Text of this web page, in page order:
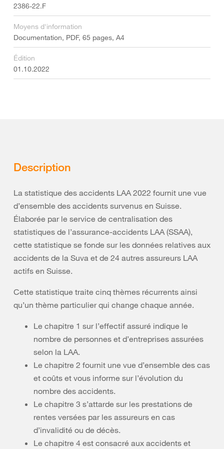
2386-22.F
Moyens d'information
Documentation, PDF, 65 pages, A4
Édition
01.10.2022
Description
La statistique des accidents LAA 2022 fournit une vue
d’ensemble des accidents survenus en Suisse.
Élaborée par le service de centralisation des
statistiques de l’assurance-accidents LAA (SSAA),
cette statistique se fonde sur les données relatives aux
accidents de la Suva et de 24 autres assureurs LAA
actifs en Suisse.
Cette statistique traite cinq thèmes récurrents ainsi
qu’un thème particulier qui change chaque année.
Le chapitre 1 sur l’effectif assuré indique le
nombre de personnes et d’entreprises assurées
selon la LAA.
Le chapitre 2 fournit une vue d’ensemble des cas
et coûts et vous informe sur l’évolution du
nombre des accidents.
Le chapitre 3 s’attarde sur les prestations de
rentes versées par les assureurs en cas
d’invalidité ou de décès.
Le chapitre 4 est consacré aux accidents et